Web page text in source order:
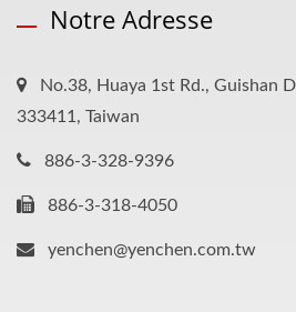
Notre Adresse
No.38, Huaya 1st Rd., Guishan
333411, Taiwan
886-3-328-9396
886-3-318-4050
yenchen@yenchen.com.tw